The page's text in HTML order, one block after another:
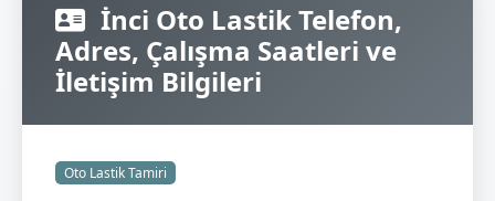
İnci Oto Lastik Telefon,
Adres, Çalışma Saatleri ve
İletişim Bilgileri
Oto Lastik Tamiri